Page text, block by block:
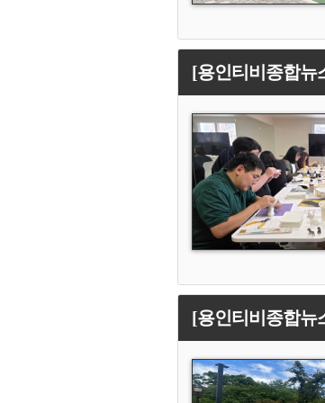
[용인티비종합뉴